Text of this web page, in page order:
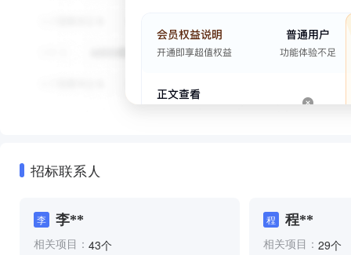
招标联系人
李 李**
相关项目： 43个
程 程**
相关项目： 29个